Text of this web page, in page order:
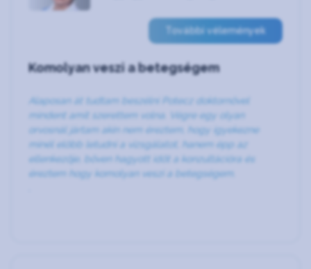
További vélemények
Komolyan veszi a betegségem
Alaposan át tudtam beszélni Potecz doktornővel
mindent amit szerettem volna. Végre egy olyan
orvosnál jártam akin nem éreztem, hogy igyekezne
minél előbb letudni a vizsgálatot, hanem épp az
ellenkezője, bőven hagyott időt a konzultációra és
éreztem hogy komolyan veszi a betegségem.